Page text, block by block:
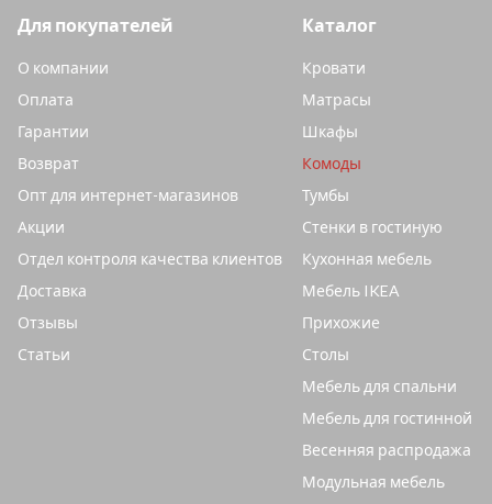
Каталог
Кровати
Матрасы
Шкафы
Комоды
Тумбы
Стенки в гостиную
Кухонная мебель
Мебель IKEA
Прихожие
Столы
Мебель для спальни
Мебель для гостинной
Весенняя распродажа
Модульная мебель
Для покупателей
О компании
Оплата
Гарантии
Возврат
Опт для интернет-магазинов
Акции
Отдел контроля качества клиентов
Доставка
Отзывы
Статьи